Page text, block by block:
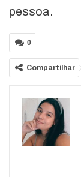
pessoa.
0
Compartilhar
WhatsApp